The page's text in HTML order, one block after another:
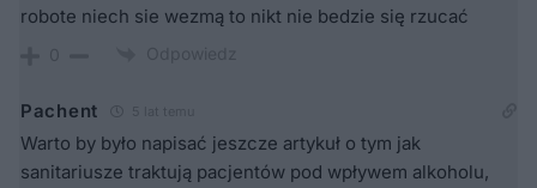
robote niech sie wezmą to nikt nie bedzie się rzucać
Pachent
Warto by było napisać jeszcze artykuł o tym jak
sanitariusze traktują pacjentów pod wpływem alkoholu,